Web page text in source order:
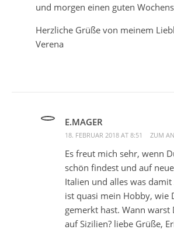
und morgen einen guten
Herzliche Grüße von meinem
Verena
E.MAGER
18. FEBRUAR 2018 AT 8:51 ZUM
Es freut mich sehr, wenn
schön findest und auf
Italien und alles was
ist quasi mein Hobby, wie
gemerkt hast. Wann warst
auf Sizilien? liebe Grüße,